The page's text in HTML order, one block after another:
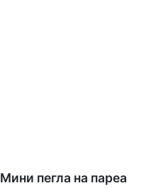
Мини пегла на пареа